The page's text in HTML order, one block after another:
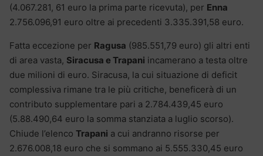
(4.067.281, 61 euro la prima parte ricevuta), per Enna
2.756.096,91 euro oltre ai precedenti 3.335.391,58 euro.
Fatta eccezione per Ragusa (985.551,79 euro) gli altri enti
di area vasta, Siracusa e Trapani incamerano a testa oltre
due milioni di euro. Siracusa, la cui situazione di deficit
complessiva rimane tra le più critiche, beneficerà di un
contributo supplementare pari a 2.784.439,45 euro
(5.88.490,64 euro la somma stanziata a luglio scorso).
Chiude l’elenco Trapani a cui andranno risorse per
2.676.008,18 euro che si sommano ai 5.555.330,45 euro